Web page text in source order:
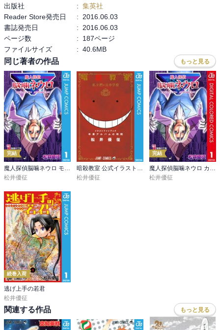
出版社 : 集英社
Reader Store発売日
:
2016.06.03
書誌発売日
:
2016.06.03
ページ数
:
187ページ
ファイルサイズ
: 40.6MB
同じ著者の作品 もっと見る
完結
魔人探偵脳噛ネウロ モノクロ版
松井優征
暗殺教室 公式イラストファンブック 卒業アルバムの時間
松井優征
完結
魔人探偵脳噛ネウロ カラー版
松井優征
続巻入荷
逃げ上手の若君
松井優征
関連する作品 もっと見る